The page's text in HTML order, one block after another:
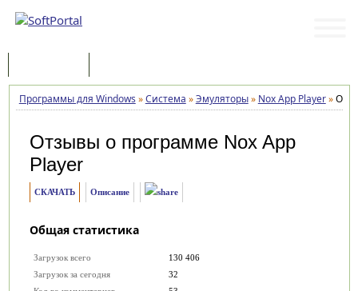
Программы для Windows »Система »Эмуляторы» Nox App Player»
Отзывы о программе Nox App
Player
СКАЧАТЬ Описание
Общая статистика
Загрузок всего
130 406
Загрузок за сегодня
32